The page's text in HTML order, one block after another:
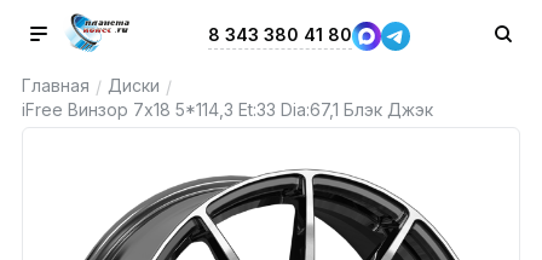
8 343 380 41 80
Главная / Диски /
iFree Винзор 7x18 5*114,3 Et:33 Dia:67,1 Блэк Джэк